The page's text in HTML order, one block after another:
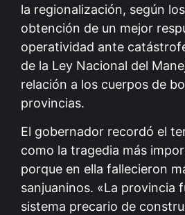
la regionalización, según
obtención de un mejor
operatividad ante
de la Ley Nacional del
relación a los cuerpos de
provincias.
El gobernador recordó el
como la tragedia más
porque en ella fallecieron
sanjuaninos. «La provincia
sistema precario de